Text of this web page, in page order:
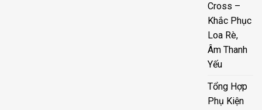
Cross –
Khắc Phục
Loa Rè,
Âm Thanh
Yếu
Tổng Hợp
Phụ Kiện